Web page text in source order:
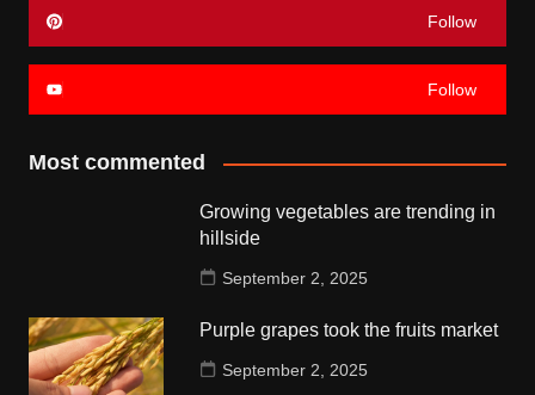
Follow
Follow
Most commented
Growing vegetables are trending in
hillside
September 2, 2025
Purple grapes took the fruits market
September 2, 2025